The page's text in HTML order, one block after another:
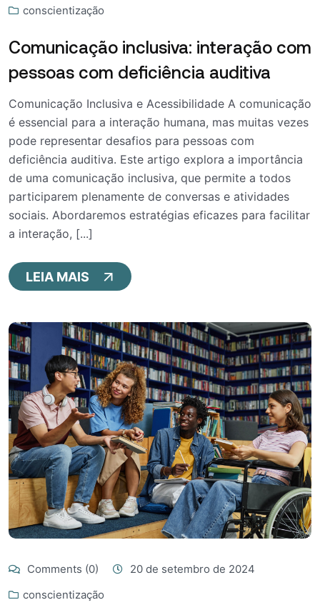
conscientização
Comunicação inclusiva: interação com
pessoas com deficiência auditiva
Comunicação Inclusiva e Acessibilidade A comunicação
é essencial para a interação humana, mas muitas vezes
pode representar desafios para pessoas com
deficiência auditiva. Este artigo explora a importância
de uma comunicação inclusiva, que permite a todos
participarem plenamente de conversas e atividades
sociais. Abordaremos estratégias eficazes para facilitar
a interação, [...]
LEIA MAIS
Comments (0)
20 de setembro de 2024
conscientização